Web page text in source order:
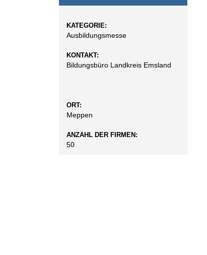
KATEGORIE:
Ausbildungsmesse
KONTAKT:
Bildungsbüro Landkreis Emsland
ORT:
Meppen
ANZAHL DER FIRMEN:
50